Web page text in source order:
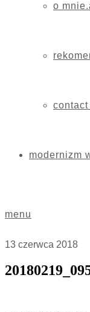
o
contact
modernizm
menu
13 czerwca 2018